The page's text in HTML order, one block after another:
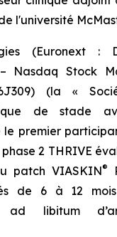
l'université
(Euronext
– Nasdaq Stock
(la «
de stade
le premier
2 THRIVE
patch VIASKIN®
de 6 à 12
ad libitum